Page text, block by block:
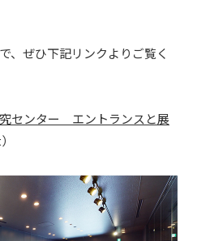
、ぜひ下記リンクよりご覧く
センター エントランスと展